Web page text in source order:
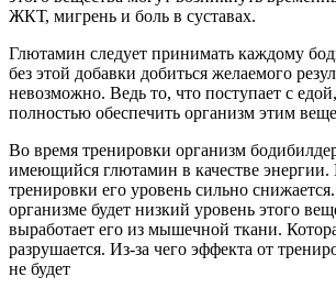
ЖКТ, мигрень и боль в суставах.
Глютамин следует принимать каждому
без этой добавки добиться желаемого
невозможно. Ведь то, что поступает с
полностью обеспечить организм этим
Во время тренировки организм
имеющийся глютамин в качестве
тренировки его уровень сильно
организме будет низкий уровень этого
выработает его из мышечной ткани.
разрушается. Из-за чего эффекта от
не будет